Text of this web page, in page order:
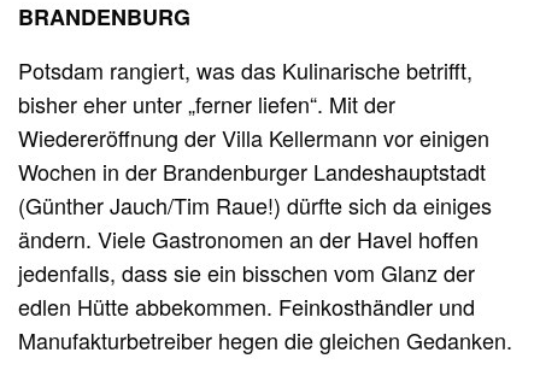
BRANDENBURG
Potsdam rangiert, was das Kulinarische betrifft,
bisher eher unter „ferner liefen“. Mit der
Wiedereröffnung der Villa Kellermann vor einigen
Wochen in der Brandenburger Landeshauptstadt
(Günther Jauch/Tim Raue!) dürfte sich da einiges
ändern. Viele Gastronomen an der Havel hoffen
jedenfalls, dass sie ein bisschen vom Glanz der
edlen Hütte abbekommen. Feinkosthändler und
Manufakturbetreiber hegen die gleichen Gedanken.